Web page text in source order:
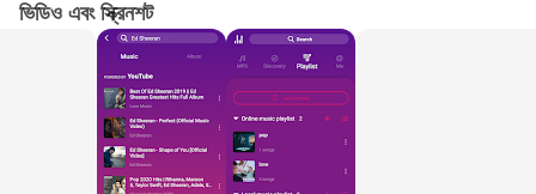
এবং প্রিয় সংগীত আবিষ্কার করতে পারেন।
- আমরা ক্রমাগত ব্যবহারকারীদের জন্য আরও বেশি সংখ্যক গান যুক্ত করছি, তবে
কিছু কপিরাইটের কারণে খুব শীঘ্রই না আসতে পারে, দয়া করে ধৈর্য ধরে অপেক্ষা করুন
এবং আমাদের অ্যাপ্লিকেশনটিকে সমর্থন করুন।
ভিডিও এবং স্ক্রিনশট